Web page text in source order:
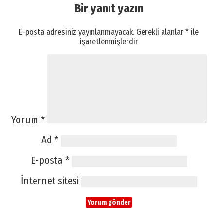
Bir yanıt yazın
E-posta adresiniz yayınlanmayacak. Gerekli alanlar* ile
işaretlenmişlerdir
Yorum *
Ad *
E-posta *
İnternet sitesi